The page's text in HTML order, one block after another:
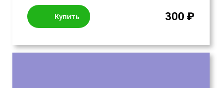
Купить 300 ₽